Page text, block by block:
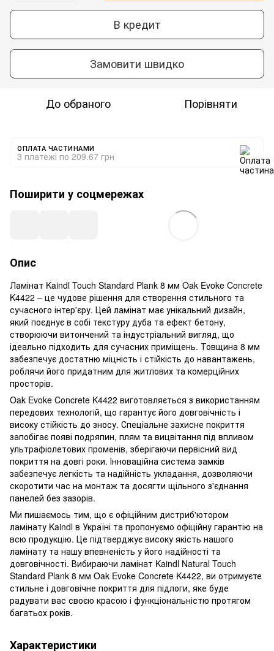
В кредит
Замовити швидко
До обраного Порівняти
ОПЛАТА ЧАСТИНАМИ
3 платежі по 209.67 грн
Поширити у соцмережах
Опис
Ламінат Kaindl Touch Standard Plank 8 мм Oak Evoke Concrete
K4422 – це чудове рішення для створення стильного та
сучасного інтер'єру. Цей ламінат має унікальний дизайн,
який поєднує в собі текстуру дуба та ефект бетону,
створюючи витончений та індустріальний вигляд, що
ідеально підходить для сучасних приміщень. Товщина 8 мм
забезпечує достатню міцність і стійкість до навантажень,
роблячи його придатним для житлових та комерційних
просторів.
Oak Evoke Concrete K4422 виготовляється з використанням
передових технологій, що гарантує його довговічність і
високу стійкість до зносу. Спеціальне захисне покриття
запобігає появі подряпин, плям та вицвітання під впливом
ультрафіолетових променів, зберігаючи первісний вид
покриття на довгі роки. Інноваційна система замків
забезпечує легкість та надійність укладання, дозволяючи
скоротити час на монтаж та досягти щільного з'єднання
панелей без зазорів.
Ми пишаємось тим, що є офіційним дистриб'ютором
ламінату Kaindl в Україні та пропонуємо офіційну гарантію на
всю продукцію. Це підтверджує високу якість нашого
ламінату та нашу впевненість у його надійності та
довговічності. Вибираючи ламінат Kaindl Natural Touch
Standard Plank 8 мм Oak Evoke Concrete K4422, ви отримуєте
стильне і довговічне покриття для підлоги, яке буде
радувати вас своєю красою і функціональністю протягом
багатьох років.
Характеристики